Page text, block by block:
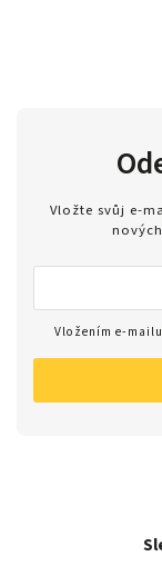
Vložte svůj e-
Vložením e-